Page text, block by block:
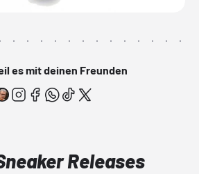
es mit deinen Freunden
Releases